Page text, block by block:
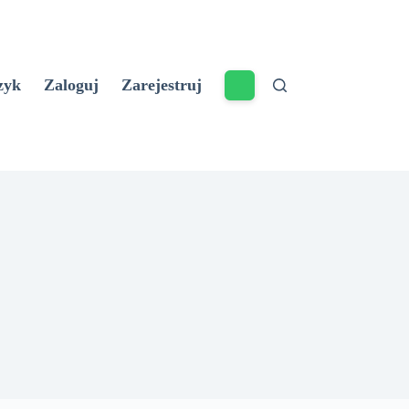
Zaloguj Zarejestruj